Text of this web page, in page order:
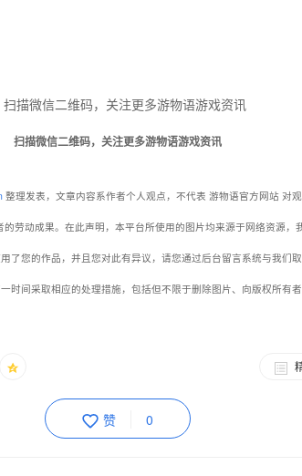
扫描微信二维码，关注更多游物语游戏资讯
整理发表，文章内容系作者个人观点，不代表 游物语官方网站 对
劳动成果。在此声明，本平台所使用的图片均来源于网络资源，
了您的作品，并且您对此有异议，请您通过后台留言系统与我们
时间采取相应的处理措施，包括但不限于删除图片、向版权所有者
赞 0